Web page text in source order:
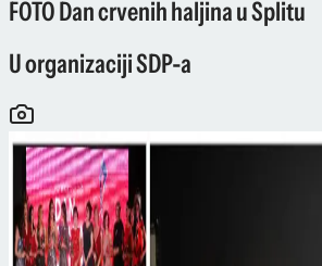
FOTO Dan crvenih haljina u Splitu
U organizaciji SDP-a